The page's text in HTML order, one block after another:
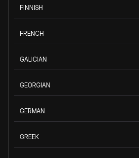
FINNISH
FRENCH
GALICIAN
GEORGIAN
GERMAN
GREEK